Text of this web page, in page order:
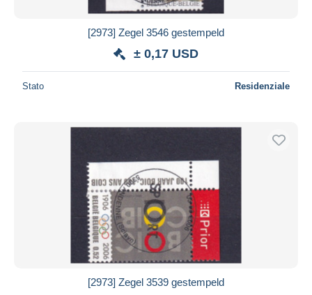
[2973] Zegel 3546 gestempeld
± 0,17 USD
Stato Residenziale
[2973] Zegel 3539 gestempeld